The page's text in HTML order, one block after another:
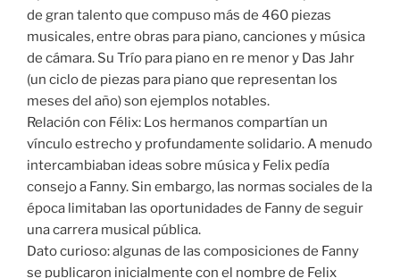
de gran talento que compuso más de 460 piezas
musicales, entre obras para piano, canciones y música
de cámara. Su Trío para piano en re menor y Das Jahr
(un ciclo de piezas para piano que representan los
meses del año) son ejemplos notables.
Relación con Félix: Los hermanos compartían un
vínculo estrecho y profundamente solidario. A menudo
intercambiaban ideas sobre música y Felix pedía
consejo a Fanny. Sin embargo, las normas sociales de la
época limitaban las oportunidades de Fanny de seguir
una carrera musical pública.
Dato curioso: algunas de las composiciones de Fanny
se publicaron inicialmente con el nombre de Felix